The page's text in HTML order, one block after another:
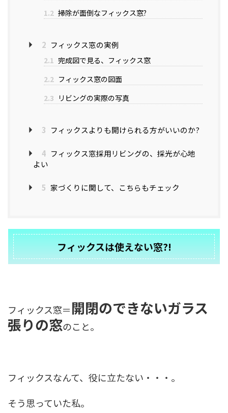
1.2 掃除が面倒なフィックス窓?
2 フィックス窓の実例
2.1 完成図で見る、フィックス窓
2.2 フィックス窓の図面
2.3 リビングの実際の写真
3 フィックスよりも開けられる方がいいのか?
4 フィックス窓採用リビングの、採光が心地
よい
5 家づくりに関して、こちらもチェック
フィックスは使えない窓?!
フィックス窓＝開閉のできないガラス
張りの窓のこと。
フィックスなんて、役に立たない・・・。
そう思っていた私。